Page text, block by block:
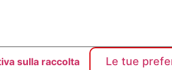
sulla raccolta Le tue